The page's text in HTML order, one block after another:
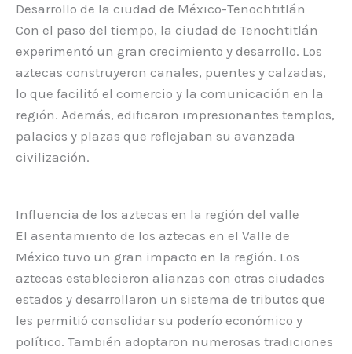
Desarrollo de la ciudad de México-Tenochtitlán
Con el paso del tiempo, la ciudad de Tenochtitlán
experimentó un gran crecimiento y desarrollo. Los
aztecas construyeron canales, puentes y calzadas,
lo que facilitó el comercio y la comunicación en la
región. Además, edificaron impresionantes templos,
palacios y plazas que reflejaban su avanzada
civilización.
Influencia de los aztecas en la región del valle
El asentamiento de los aztecas en el Valle de
México tuvo un gran impacto en la región. Los
aztecas establecieron alianzas con otras ciudades
estados y desarrollaron un sistema de tributos que
les permitió consolidar su poderío económico y
político. También adoptaron numerosas tradiciones